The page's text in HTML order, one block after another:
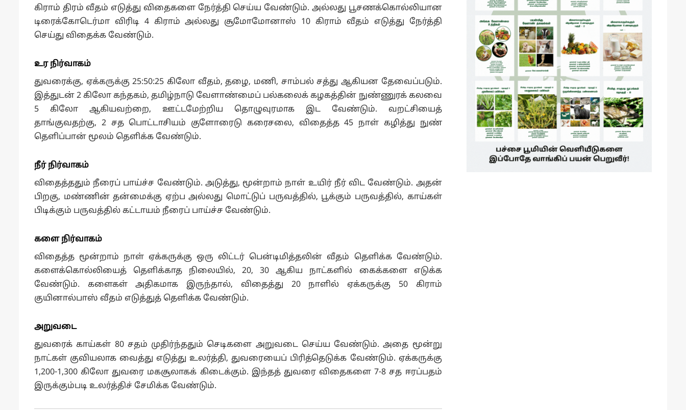
கிராம் திரம் வீதம் எடுத்து விதைகளை நேர்த்தி செய்ய வேண்டும். அல்லது பூசணக்கொல்லியான
டிரைக்கோடெர்மா விரிடி 4 கிராம் அல்லது சூமோமோனாஸ் 10 கிராம் வீதம் எடுத்து நேர்த்தி
செய்து விதைக்க வேண்டும்.
உர நிர்வாகம்
துவரைக்கு, ஏக்கருக்கு 25:50:25 கிலோ வீதம், தழை, மணி, சாம்பல் சத்து ஆகியன தேவைப்படும்.
இத்துடன் 2 கிலோ கந்தகம், தமிழ்நாடு வேளாண்மைப் பல்கலைக் கழகத்தின் நுண்ணுரக் கலவை
5 கிலோ ஆகியவற்றை, ஊட்டமேற்றிய தொழுவுரமாக இட வேண்டும். வறட்சியைத்
தாங்குவதற்கு, 2 சத பொட்டாசியம் குளோரைடு கரைசலை, விதைத்த 45 நாள் கழித்து நுண்
தெளிப்பான் மூலம் தெளிக்க வேண்டும்.
நீர் நிர்வாகம்
விதைத்ததும் நீரைப் பாய்ச்ச வேண்டும். அடுத்து, மூன்றாம் நாள் உயிர் நீர் விட வேண்டும். அதன்
பிறகு, மண்ணின் தன்மைக்கு ஏற்ப அல்லது மொட்டுப் பருவத்தில், பூக்கும் பருவத்தில், காய்கள்
பிடிக்கும் பருவத்தில் கட்டாயம் நீரைப் பாய்ச்ச வேண்டும்.
களை நிர்வாகம்
விதைத்த மூன்றாம் நாள் ஏக்கருக்கு ஒரு லிட்டர் பென்டிமித்தலின் வீதம் தெளிக்க வேண்டும்.
களைக்கொல்லியைத் தெளிக்காத நிலையில், 20, 30 ஆகிய நாட்களில் கைக்களை எடுக்க
வேண்டும். களைகள் அதிகமாக இருந்தால், விதைத்து 20 நாளில் ஏக்கருக்கு 50 கிராம்
குயினால்பாஸ் வீதம் எடுத்துத் தெளிக்க வேண்டும்.
அறுவடை
துவரைக் காய்கள் 80 சதம் முதிர்ந்ததும் செடிகளை அறுவடை செய்ய வேண்டும். அதை மூன்று
நாட்கள் குவியலாக வைத்து எடுத்து உலர்த்தி, துவரையைப் பிரித்தெடுக்க வேண்டும். ஏக்கருக்கு
1,200-1,300 கிலோ துவரை மகசூலாகக் கிடைக்கும். இந்தத் துவரை விதைகளை 7-8 சத ஈரப்பதம்
இருக்கும்படி உலர்த்திச் சேமிக்க வேண்டும்.